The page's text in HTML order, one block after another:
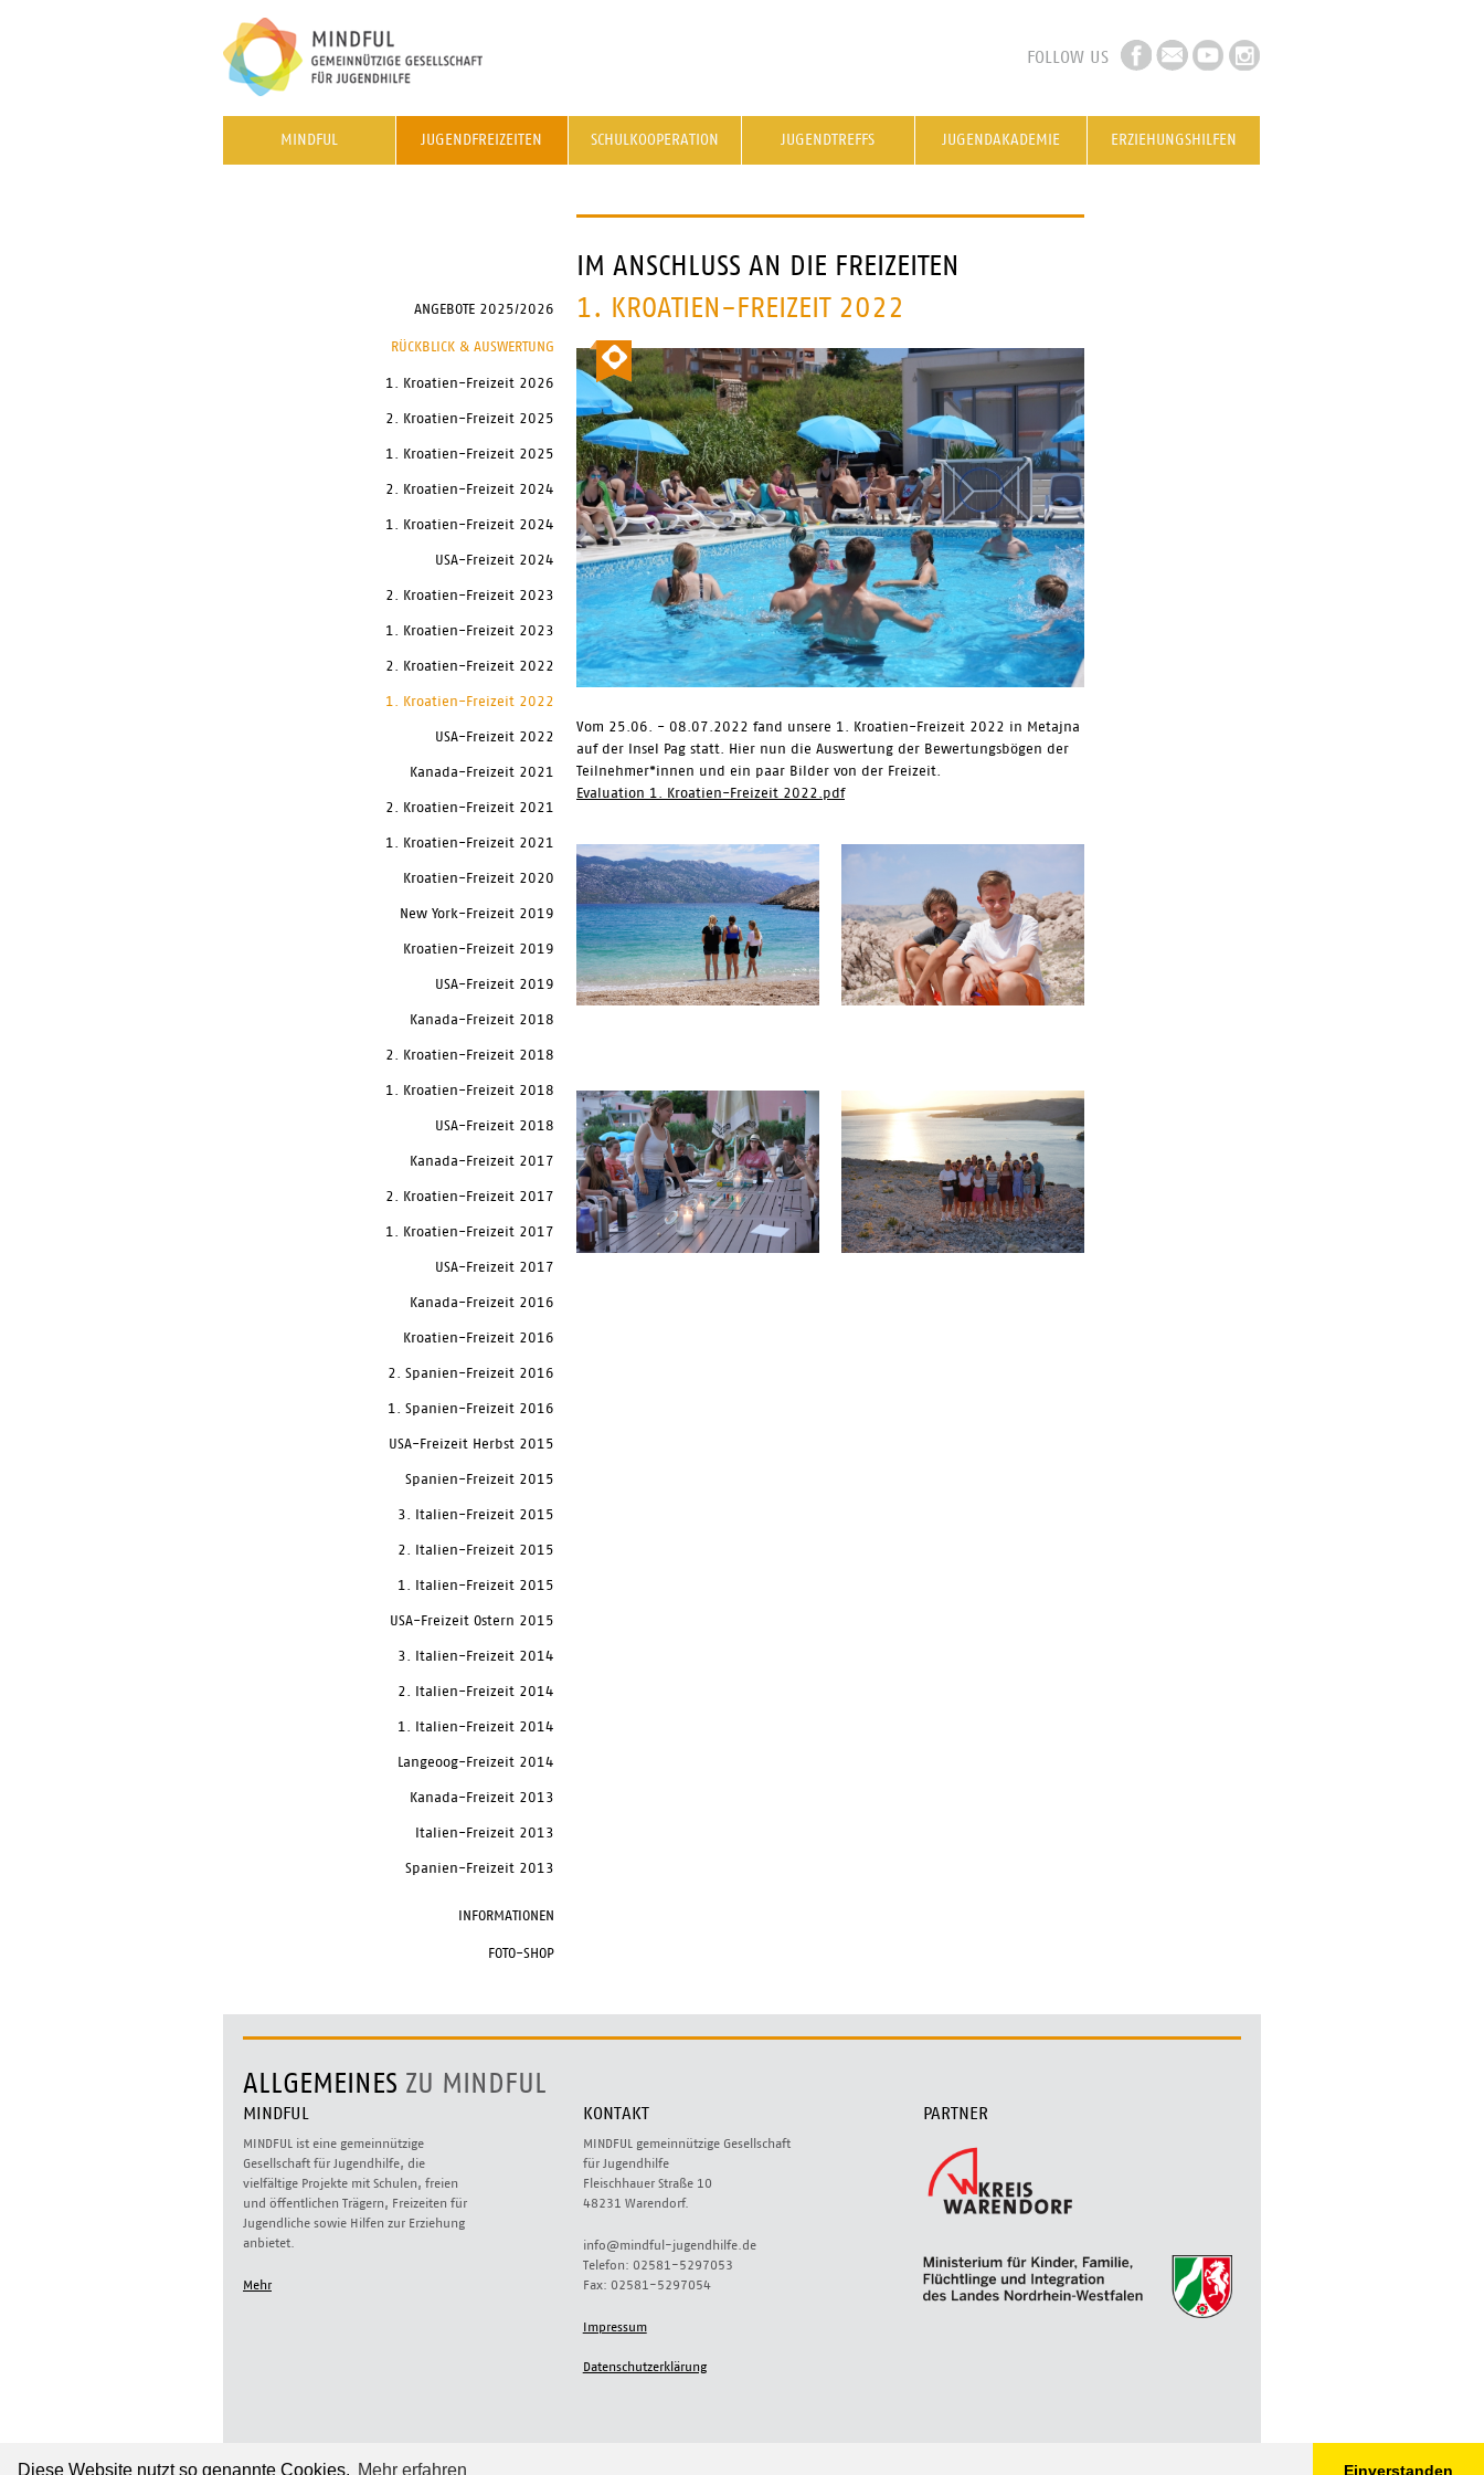
Diese Website nutzt so genannte Cookies. Mehr erfahren Einverstanden
FOLLOW US
MINDFUL JUGENDFREIZEITEN SCHULKOOPERATION JUGENDTREFFS JUGENDAKADEMIE ERZIEHUNGSHILFEN
ANGEBOTE 2025/2026
RÜCKBLICK & AUSWERTUNG
1. Kroatien-Freizeit 2026
2. Kroatien-Freizeit 2025
1. Kroatien-Freizeit 2025
2. Kroatien-Freizeit 2024
1. Kroatien-Freizeit 2024
USA-Freizeit 2024
2. Kroatien-Freizeit 2023
1. Kroatien-Freizeit 2023
2. Kroatien-Freizeit 2022
1. Kroatien-Freizeit 2022
USA-Freizeit 2022
Kanada-Freizeit 2021
2. Kroatien-Freizeit 2021
1. Kroatien-Freizeit 2021
Kroatien-Freizeit 2020
New York-Freizeit 2019
Kroatien-Freizeit 2019
USA-Freizeit 2019
Kanada-Freizeit 2018
2. Kroatien-Freizeit 2018
1. Kroatien-Freizeit 2018
USA-Freizeit 2018
Kanada-Freizeit 2017
2. Kroatien-Freizeit 2017
1. Kroatien-Freizeit 2017
USA-Freizeit 2017
Kanada-Freizeit 2016
Kroatien-Freizeit 2016
2. Spanien-Freizeit 2016
1. Spanien-Freizeit 2016
USA-Freizeit Herbst 2015
Spanien-Freizeit 2015
3. Italien-Freizeit 2015
2. Italien-Freizeit 2015
1. Italien-Freizeit 2015
USA-Freizeit Ostern 2015
3. Italien-Freizeit 2014
2. Italien-Freizeit 2014
1. Italien-Freizeit 2014
Langeoog-Freizeit 2014
Kanada-Freizeit 2013
Italien-Freizeit 2013
Spanien-Freizeit 2013
INFORMATIONEN
FOTO-SHOP
IM ANSCHLUSS AN DIE FREIZEITEN
1. KROATIEN-FREIZEIT 2022
Vom 25.06. - 08.07.2022 fand unsere 1. Kroatien-Freizeit 2022 in Metajna
auf der Insel Pag statt. Hier nun die Auswertung der Bewertungsbögen der
Teilnehmer*innen und ein paar Bilder von der Freizeit.
Evaluation 1. Kroatien-Freizeit 2022.pdf
ALLGEMEINES ZU MINDFUL
MINDFUL
MINDFUL ist eine gemeinnützige
Gesellschaft für Jugendhilfe, die
vielfältige Projekte mit Schulen, freien
und öffentlichen Trägern, Freizeiten für
Jugendliche sowie Hilfen zur Erziehung
anbietet.
Mehr
KONTAKT
MINDFUL gemeinnützige Gesellschaft
für Jugendhilfe
Fleischhauer Straße 10
48231 Warendorf.
info@mindful-jugendhilfe.de
Telefon: 02581-5297053
Fax: 02581-5297054
Impressum
Datenschutzerklärung
PARTNER